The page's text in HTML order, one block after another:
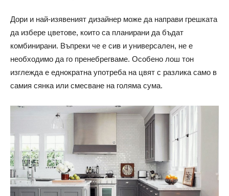
Дори и най-изявеният дизайнер може да направи грешката
да избере цветове, които са планирани да бъдат
комбинирани. Въпреки че е сив и универсален, не е
необходимо да го пренебрегваме. Особено лош тон
изглежда е еднократна употреба на цвят с разлика само в
самия сянка или смесване на голяма сума.